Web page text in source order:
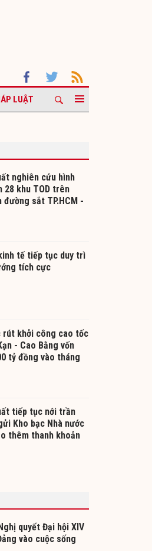
LUẬT
nghiên cứu hình
28 khu TOD trên
đường sắt TP.HCM -
tế tiếp tục duy trì
tích cực
rút khởi công cao tốc
- Cao Bằng vốn
tỷ đồng vào tháng
tiếp tục nới trần
Kho bạc Nhà nước
thêm thanh khoản
quyết Đại hội XIV
vào cuộc sống